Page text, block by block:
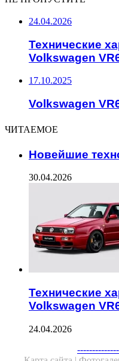
24.04.2026
Технические
Volkswagen
17.10.2025
Volkswagen
ЧИТАЕМОЕ
Новейшие
30.04.2026
Технические
Volkswagen
24.04.2026